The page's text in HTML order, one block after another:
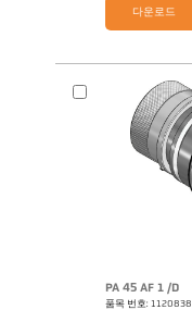
다운로드
PA 45 AF 1 /D
품목 번호: 1120838